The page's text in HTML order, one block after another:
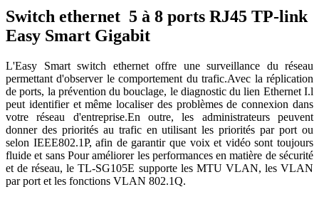
Switch ethernet 5 à 8 ports RJ45 TP-link
Easy Smart Gigabit
L'Easy Smart switch ethernet offre une surveillance du réseau
permettant d'observer le comportement du trafic.Avec la réplication
de ports, la prévention du bouclage, le diagnostic du lien Ethernet I.l
peut identifier et même localiser des problèmes de connexion dans
votre réseau d'entreprise.En outre, les administrateurs peuvent
donner des priorités au trafic en utilisant les priorités par port ou
selon IEEE802.1P, afin de garantir que voix et vidéo sont toujours
fluide et sans Pour améliorer les performances en matière de sécurité
et de réseau, le TL-SG105E supporte les MTU VLAN, les VLAN
par port et les fonctions VLAN 802.1Q.